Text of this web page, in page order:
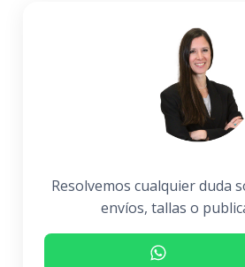
Resolvemos cualquier duda
envíos, tallas o